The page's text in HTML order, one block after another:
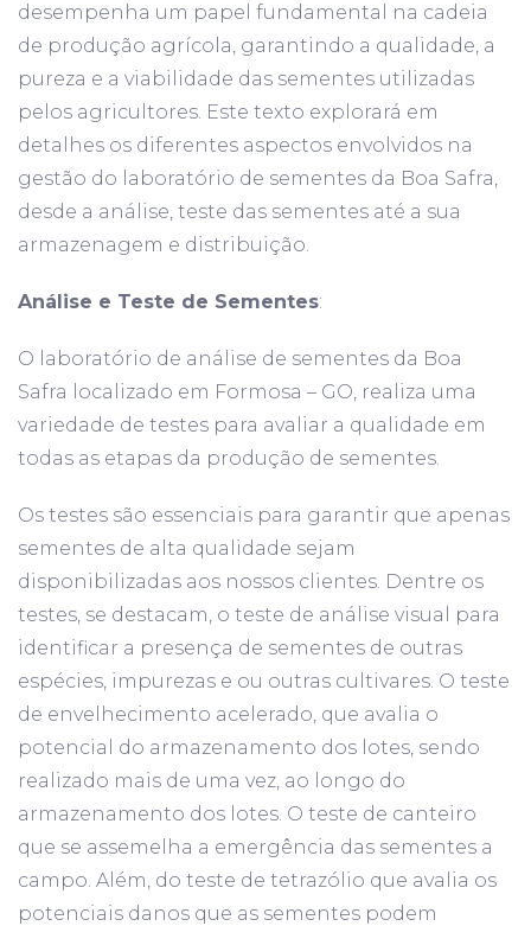
desempenha um papel fundamental na cadeia
de produção agrícola, garantindo a qualidade, a
pureza e a viabilidade das sementes utilizadas
pelos agricultores. Este texto explorará em
detalhes os diferentes aspectos envolvidos na
gestão do laboratório de sementes da Boa Safra,
desde a análise, teste das sementes até a sua
armazenagem e distribuição.
Análise e Teste de Sementes:
O laboratório de análise de sementes da Boa
Safra localizado em Formosa – GO, realiza uma
variedade de testes para avaliar a qualidade em
todas as etapas da produção de sementes.
Os testes são essenciais para garantir que apenas
sementes de alta qualidade sejam
disponibilizadas aos nossos clientes. Dentre os
testes, se destacam, o teste de análise visual para
identificar a presença de sementes de outras
espécies, impurezas e ou outras cultivares. O teste
de envelhecimento acelerado, que avalia o
potencial do armazenamento dos lotes, sendo
realizado mais de uma vez, ao longo do
armazenamento dos lotes. O teste de canteiro
que se assemelha a emergência das sementes a
campo. Além, do teste de tetrazólio que avalia os
potenciais danos que as sementes podem